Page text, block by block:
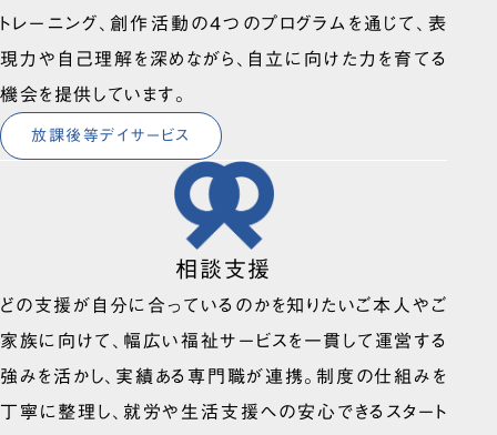
トレーニング、創作活動の4つのプログラムを通じて、表
現力や自己理解を深めながら、自立に向けた力を育てる
機会を提供しています。
放課後等デイサービス
相談支援
どの支援が自分に合っているのかを知りたいご本人やご
家族に向けて、幅広い福祉サービスを一貫して運営する
強みを活かし、実績ある専門職が連携。制度の仕組みを
丁寧に整理し、就労や生活支援への安心できるスタート